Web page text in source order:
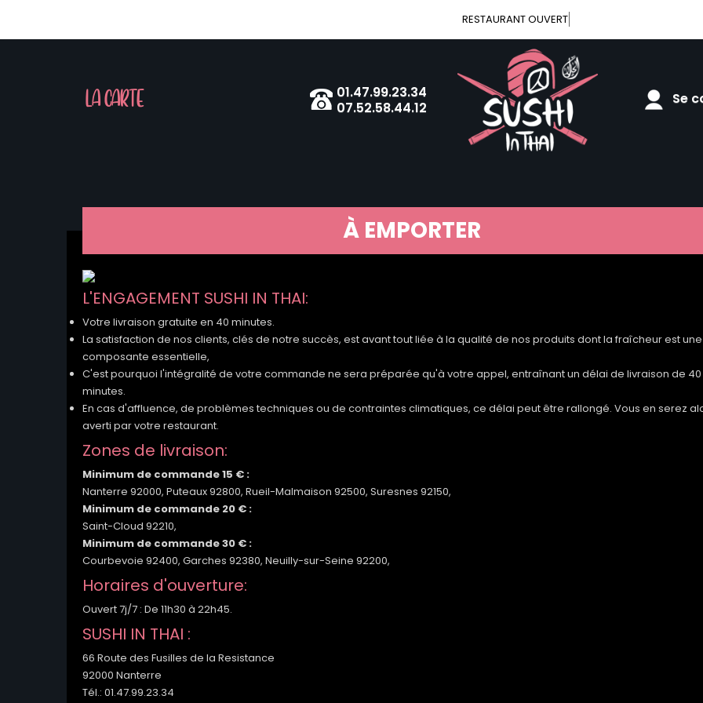
RESTAURANT OUVERT
LA CARTE
01.47.99.23.34
07.52.58.44.12
Se
À EMPORTER
L'ENGAGEMENT SUSHI IN THAI:
Votre livraison gratuite en 40 minutes.
La satisfaction de nos clients, clés de notre succès, est avant tout liée à la qualité de nos produits dont la fraîcheur est une
composante essentielle,
C'est pourquoi l'intégralité de votre commande ne sera préparée qu'à votre appel, entraînant un délai de livraison de 40
minutes.
En cas d'affluence, de problèmes techniques ou de contraintes climatiques, ce délai peut être rallongé. Vous en serez
averti par votre restaurant.
Zones de livraison:
Minimum de commande 15 € :
Nanterre 92000, Puteaux 92800, Rueil-Malmaison 92500, Suresnes 92150,
Minimum de commande 20 € :
Saint-Cloud 92210,
Minimum de commande 30 € :
Courbevoie 92400, Garches 92380, Neuilly-sur-Seine 92200,
Horaires d'ouverture:
Ouvert 7j/7 : De 11h30 à 22h45.
SUSHI IN THAI :
66 Route des Fusilles de la Resistance
92000 Nanterre
Tél.: 01.47.99.23.34